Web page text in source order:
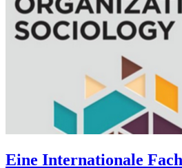
Eine Internationale